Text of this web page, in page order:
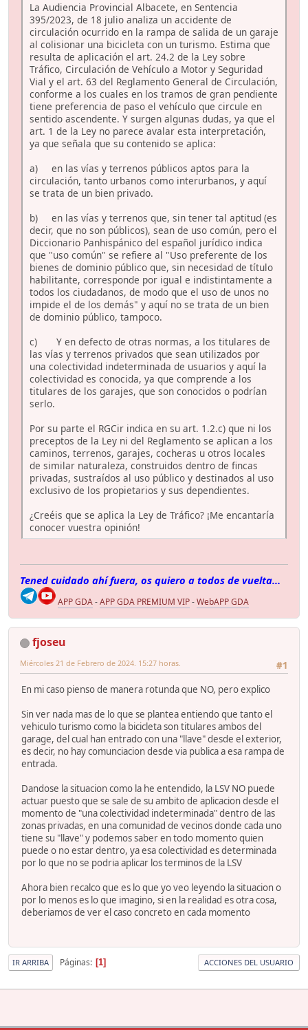
La Audiencia Provincial Albacete, en Sentencia
395/2023, de 18 julio analiza un accidente de
circulación ocurrido en la rampa de salida de un garaje
al colisionar una bicicleta con un turismo. Estima que
resulta de aplicación el art. 24.2 de la Ley sobre
Tráfico, Circulación de Vehículo a Motor y Seguridad
Vial y el art. 63 del Reglamento General de Circulación,
conforme a los cuales en los tramos de gran pendiente
tiene preferencia de paso el vehículo que circule en
sentido ascendente. Y surgen algunas dudas, ya que el
art. 1 de la Ley no parece avalar esta interpretación,
ya que señala que su contenido se aplica:
a) en las vías y terrenos públicos aptos para la
circulación, tanto urbanos como interurbanos, y aquí
se trata de un bien privado.
b) en las vías y terrenos que, sin tener tal aptitud (es
decir, que no son públicos), sean de uso común, pero el
Diccionario Panhispánico del español jurídico indica
que "uso común" se refiere al "Uso preferente de los
bienes de dominio público que, sin necesidad de título
habilitante, corresponde por igual e indistintamente a
todos los ciudadanos, de modo que el uso de unos no
impide el de los demás" y aquí no se trata de un bien
de dominio público, tampoco.
c) Y en defecto de otras normas, a los titulares de
las vías y terrenos privados que sean utilizados por
una colectividad indeterminada de usuarios y aquí la
colectividad es conocida, ya que comprende a los
titulares de los garajes, que son conocidos o podrían
serlo.
Por su parte el RGCir indica en su art. 1.2.c) que ni los
preceptos de la Ley ni del Reglamento se aplican a los
caminos, terrenos, garajes, cocheras u otros locales
de similar naturaleza, construidos dentro de fincas
privadas, sustraídos al uso público y destinados al uso
exclusivo de los propietarios y sus dependientes.
¿Creéis que se aplica la Ley de Tráfico? ¡Me encantaría
conocer vuestra opinión!
Tened cuidado ahí fuera, os quiero a todos de vuelta...
APP GDA-APP GDA PREMIUM VIP-WebAPP GDA
fjoseu
#1
Miércoles 21 de Febrero de 2024. 15:27 horas.
En mi caso pienso de manera rotunda que NO, pero explico
Sin ver nada mas de lo que se plantea entiendo que tanto el
vehiculo turismo como la bicicleta son titulares ambos del
garage, del cual han entrado con una "llave" desde el exterior,
es decir, no hay comunciacion desde via publica a esa rampa de
entrada.
Dandose la situacion como la he entendido, la LSV NO puede
actuar puesto que se sale de su ambito de aplicacion desde el
momento de "una colectividad indeterminada" dentro de las
zonas privadas, en una comunidad de vecinos donde cada uno
tiene su "llave" y podemos saber en todo momento quien
puede o no estar dentro, ya esa colectividad es determinada
por lo que no se podria aplicar los terminos de la LSV
Ahora bien recalco que es lo que yo veo leyendo la situacion o
por lo menos es lo que imagino, si en la realidad es otra cosa,
deberiamos de ver el caso concreto en cada momento
IR ARRIBA Páginas 1 ACCIONES DEL USUARIO